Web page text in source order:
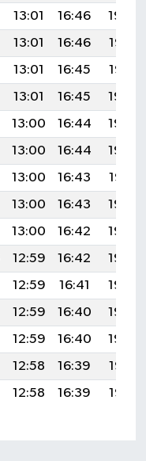
13:01 16:46
19:54
13:01 16:46
19:53
13:01 16:45
19:52
13:01 16:45
19:50
13:00 16:44
19:49
13:00 16:44
19:48
13:00 16:43
19:47
13:00 16:43
19:46
13:00 16:42
19:44
12:59 16:42
19:43
12:59 16:41
19:42
12:59 16:40
19:40
12:59 16:40
19:39
12:58 16:39
19:38
12:58 16:39 19:37